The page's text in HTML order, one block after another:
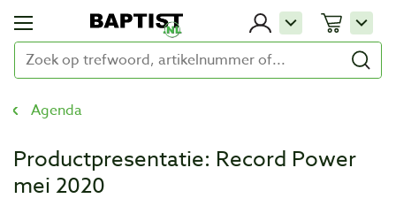
Agenda
Productpresentatie: Record Power
mei 2020